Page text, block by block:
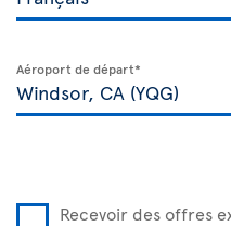
Aéroport de départ*
Recevoir des offres